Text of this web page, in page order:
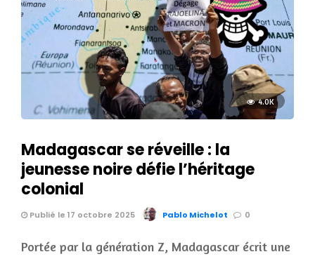
4.0K
Madagascar se réveille : la
jeunesse noire défie l’héritage
colonial
Publié le 17 octobre 2025 Pablo Michelot 0
Portée par la génération Z, Madagascar écrit une